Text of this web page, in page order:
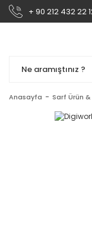
+ 90 212 432 22
Anasayfa Sarf Ürün